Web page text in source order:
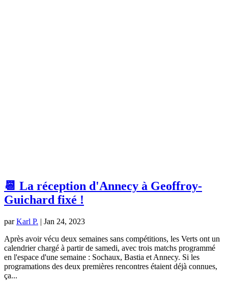
📆 La réception d'Annecy à Geoffroy-
Guichard fixé !
parKarl P. | Jan 24, 2023
Après avoir vécu deux semaines sans compétitions, les Verts ont un
calendrier chargé à partir de samedi, avec trois matchs programmé
en l'espace d'une semaine : Sochaux, Bastia et Annecy. Si les
programations des deux premières rencontres étaient déjà connues,
ça...